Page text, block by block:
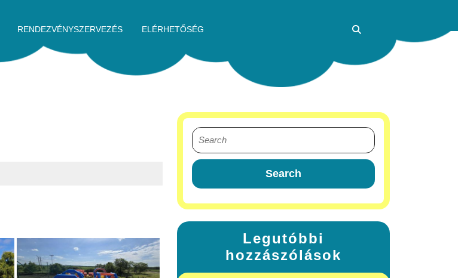
RENDEZVÉNYSZERVEZÉS ELÉRHETŐSÉG
Legutóbbi
hozzászólások